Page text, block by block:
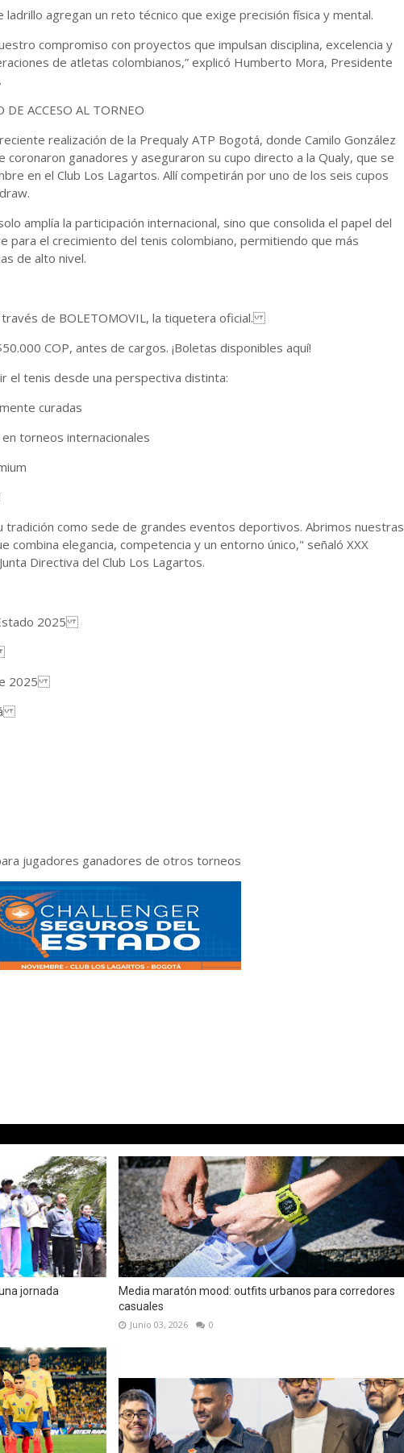
agregan un reto técnico que exige precisión física y mental.
compromiso con proyectos que impulsan disciplina, excelencia y
de atletas colombianos,” explicó Humberto Mora, Presidente
DE ACCESO AL TORNEO
realización de la Prequaly ATP Bogotá, donde Camilo González
coronaron ganadores y aseguraron su cupo directo a la Qualy, que se
en el Club Los Lagartos. Allí competirán por uno de los seis cupos
amplía la participación internacional, sino que consolida el papel del
para el crecimiento del tenis colombiano, permitiendo que más
de alto nivel.
de BOLETOMOVIL, la tiquetera oficial.
COP, antes de cargos. ¡Boletas disponibles aquí!
el tenis desde una perspectiva distinta:
curadas
torneos internacionales
tradición como sede de grandes eventos deportivos. Abrimos nuestras
combina elegancia, competencia y un entorno único," señaló XXX
Directiva del Club Los Lagartos.
Estado 2025
2025
jugadores ganadores de otros torneos
jornada
Media maratón mood: outfits urbanos para corredores
casuales
Junio 03, 2026 0